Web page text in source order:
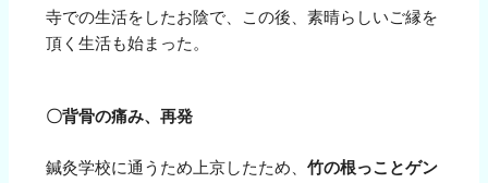
寺での生活をしたお陰で、この後、素晴らしいご縁を
頂く生活も始まった。
〇背骨の痛み、再発
鍼灸学校に通うため上京したため、竹の根っことゲン